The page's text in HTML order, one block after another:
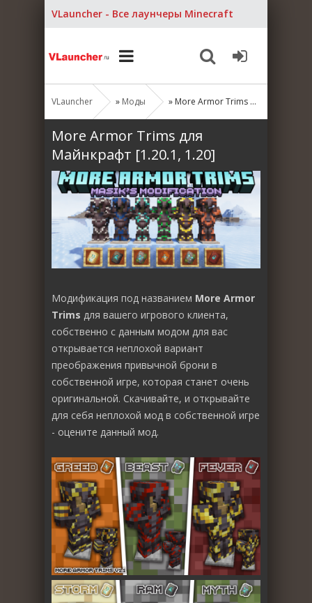
VLauncher - Все лаунчеры Minecraft
VLauncher » Моды » More Armor Trims для Майнкрафт [1.20.1, 1.20]
More Armor Trims для
Майнкрафт [1.20.1, 1.20]
Модификация под названием More Armor
Trims для вашего игрового клиента,
собственно с данным модом для вас
открывается неплохой вариант
преображения привычной брони в
собственной игре, которая станет очень
оригинальной. Скачивайте, и открывайте
для себя неплохой мод в собственной игре
- оцените данный мод.